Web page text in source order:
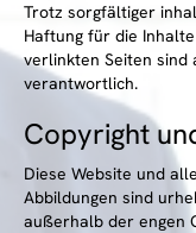
Trotz sorgfältiger
Haftung für die
verlinkten Seiten
verantwortlich.
Copyright
Diese Website und
Abbildungen sind
außerhalb der engen